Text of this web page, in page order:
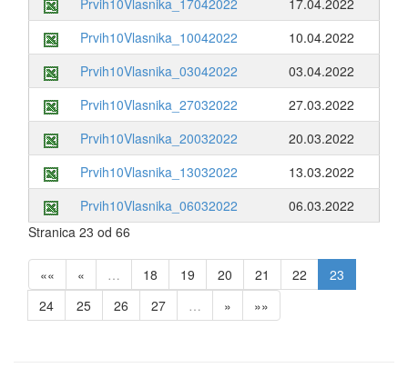
Prvih10Vlasnika_17042022
17.04.2022
Prvih10Vlasnika_10042022
10.04.2022
Prvih10Vlasnika_03042022
03.04.2022
Prvih10Vlasnika_27032022
27.03.2022
Prvih10Vlasnika_20032022
20.03.2022
Prvih10Vlasnika_13032022
13.03.2022
Prvih10Vlasnika_06032022
06.03.2022
Stranica 23 od 66
«« « … 18 19 20 21 22
23
24
25 26 27 … » »»